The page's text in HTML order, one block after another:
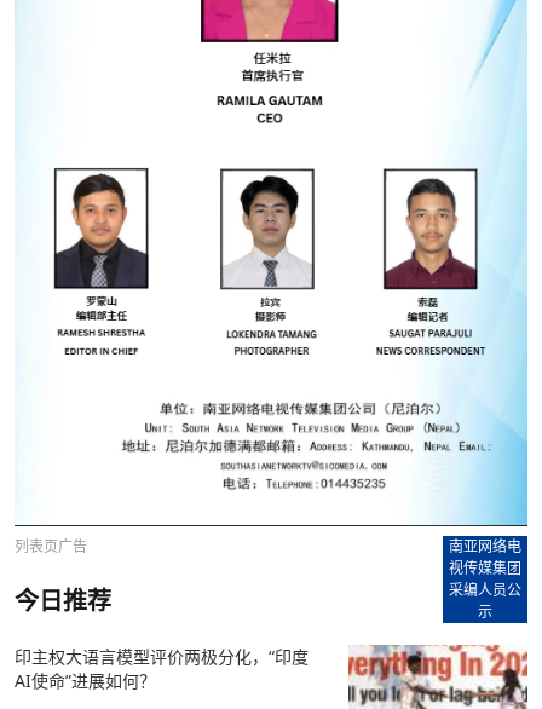
列表页广告
南亚网络电
视传媒集团
采编人员公
示
今日推荐
印主权大语言模型评价两极分化，“印度
AI使命”进展如何？